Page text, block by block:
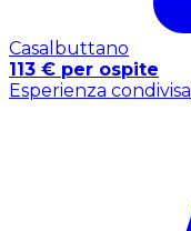
Casalbuttano
113 € per ospite
Esperienza condivisa